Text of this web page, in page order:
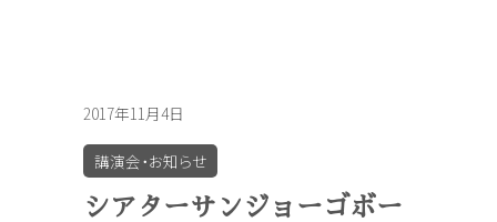
2017年11月4日
講演会・お知らせ
シアターサンジョーゴボー